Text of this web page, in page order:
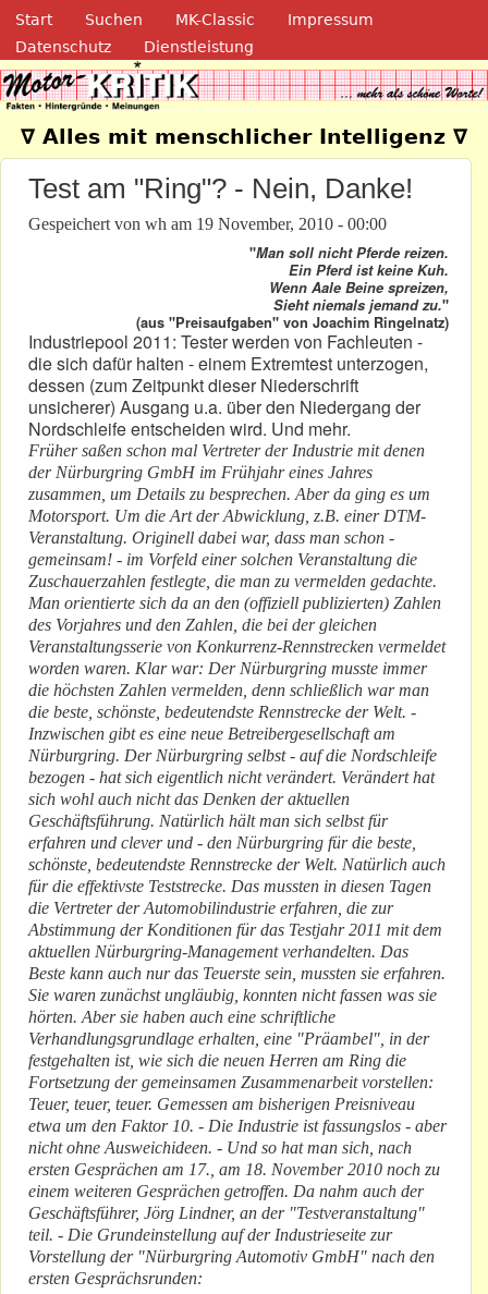
Direkt zum Inhalt
Navigation
Start Suchen MK-Classic
Impressum
Datenschutz
Dienstleistung
Motor-Kritik.de
∇ Alles mit menschlicher Intelligenz ∇
Test am "Ring"? - Nein, Danke!
Gespeichert von wh am 19 November, 2010 - 00:00
"Man soll nicht Pferde reizen.
Ein Pferd ist keine Kuh.
Wenn Aale Beine spreizen,
Sieht niemals jemand zu."
(aus "Preisaufgaben" von Joachim Ringelnatz)
Industriepool 2011: Tester werden von Fachleuten -
die sich dafür halten - einem Extremtest unterzogen,
dessen (zum Zeitpunkt dieser Niederschrift
unsicherer) Ausgang u.a. über den Niedergang der
Nordschleife entscheiden wird. Und mehr.
Früher saßen schon mal Vertreter der Industrie mit denen
der Nürburgring GmbH im Frühjahr eines Jahres
zusammen, um Details zu besprechen. Aber da ging es um
Motorsport. Um die Art der Abwicklung, z.B. einer DTM-
Veranstaltung. Originell dabei war, dass man schon -
gemeinsam! - im Vorfeld einer solchen Veranstaltung die
Zuschauerzahlen festlegte, die man zu vermelden gedachte.
Man orientierte sich da an den (offiziell publizierten) Zahlen
des Vorjahres und den Zahlen, die bei der gleichen
Veranstaltungsserie von Konkurrenz-Rennstrecken vermeldet
worden waren. Klar war: Der Nürburgring musste immer
die höchsten Zahlen vermelden, denn schließlich war man
die beste, schönste, bedeutendste Rennstrecke der Welt. -
Inzwischen gibt es eine neue Betreibergesellschaft am
Nürburgring. Der Nürburgring selbst - auf die Nordschleife
bezogen - hat sich eigentlich nicht verändert. Verändert hat
sich wohl auch nicht das Denken der aktuellen
Geschäftsführung. Natürlich hält man sich selbst für
erfahren und clever und - den Nürburgring für die beste,
schönste, bedeutendste Rennstrecke der Welt. Natürlich auch
für die effektivste Teststrecke. Das mussten in diesen Tagen
die Vertreter der Automobilindustrie erfahren, die zur
Abstimmung der Konditionen für das Testjahr 2011 mit dem
aktuellen Nürburgring-Management verhandelten. Das
Beste kann auch nur das Teuerste sein, mussten sie erfahren.
Sie waren zunächst ungläubig, konnten nicht fassen was sie
hörten. Aber sie haben auch eine schriftliche
Verhandlungsgrundlage erhalten, eine "Präambel", in der
festgehalten ist, wie sich die neuen Herren am Ring die
Fortsetzung der gemeinsamen Zusammenarbeit vorstellen:
Teuer, teuer, teuer. Gemessen am bisherigen Preisniveau
etwa um den Faktor 10. - Die Industrie ist fassungslos - aber
nicht ohne Ausweichideen. - Und so hat man sich, nach
ersten Gesprächen am 17., am 18. November 2010 noch zu
einem weiteren Gesprächen getroffen. Da nahm auch der
Geschäftsführer, Jörg Lindner, an der "Testveranstaltung"
teil. - Die Grundeinstellung auf der Industrieseite zur
Vorstellung der "Nürburgring Automotiv GmbH" nach den
ersten Gesprächsrunden: